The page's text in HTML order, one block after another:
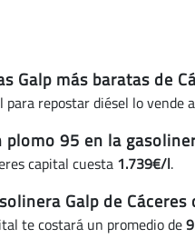
Galp más baratas de
para repostar diésel lo vende a
95 en la
capital cuesta 1.739€/l.
Galp de Cáceres
te costará un promedio de